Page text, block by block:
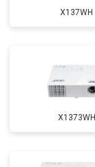
X137WH
X1373WH